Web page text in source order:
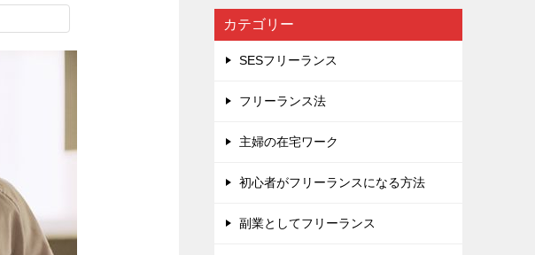
カテゴリー
SESフリーランス
フリーランス法
主婦の在宅ワーク
初心者がフリーランスになる方法
副業としてフリーランス